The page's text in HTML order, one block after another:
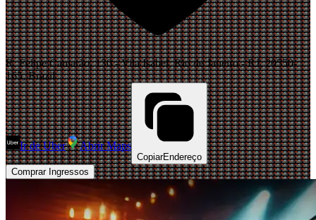
R. Felipe Camarão, 130 - Vila Isabel, Rio de Janeiro - RJ, 20550-
165, Brazil
Ir de Uber Abrir Maps
CopiarEndereço
Comprar Ingressos